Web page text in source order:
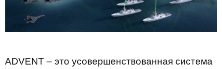
ADVENT – это усовершенствованная система